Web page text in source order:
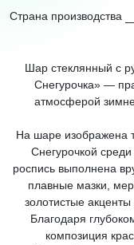
Страна производства
Шар стеклянный с
Снегурочка» —
атмосферой
На шаре изображена
Снегурочкой
роспись выполнена
плавные мазки,
золотистые
Благодаря
композиция